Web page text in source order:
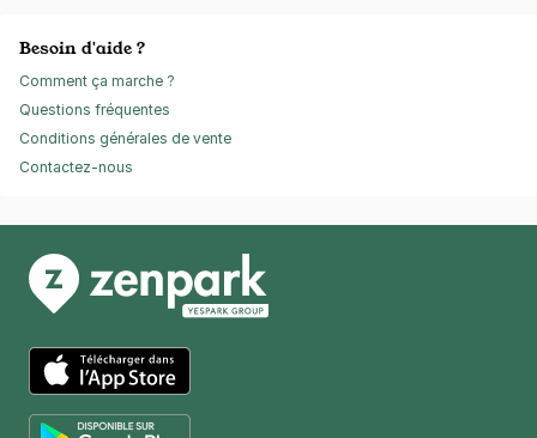
Besoin d'aide ?
Comment ça marche ?
Questions fréquentes
Conditions générales de vente
Contactez-nous
App Store